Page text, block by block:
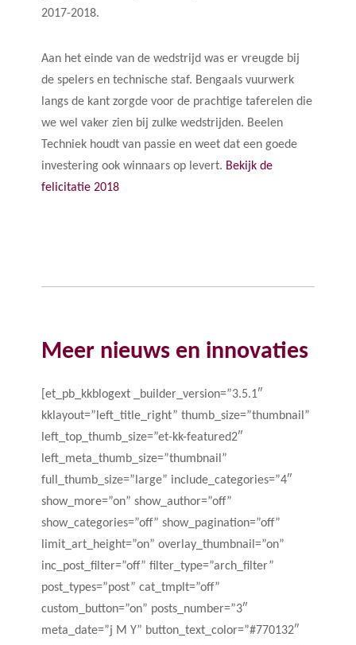
2017-2018.
Aan het einde van de wedstrijd was er vreugde bij
de spelers en technische staf. Bengaals vuurwerk
langs de kant zorgde voor de prachtige taferelen die
we wel vaker zien bij zulke wedstrijden. Beelen
Techniek houdt van passie en weet dat een goede
investering ook winnaars op levert. Bekijk de
felicitatie 2018
Meer nieuws en innovaties
[et_pb_kkblogext _builder_version=”3.5.1″
kklayout=”left_title_right” thumb_size=”thumbnail”
left_top_thumb_size=”et-kk-featured2″
left_meta_thumb_size=”thumbnail”
full_thumb_size=”large” include_categories=”4″
show_more=”on” show_author=”off”
show_categories=”off” show_pagination=”off”
limit_art_height=”on” overlay_thumbnail=”on”
inc_post_filter=”off” filter_type=”arch_filter”
post_types=”post” cat_tmplt=”off”
custom_button=”on” posts_number=”3″
meta_date=”j M Y” button_text_color=”#770132″